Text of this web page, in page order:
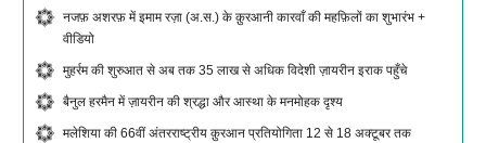
नजफ़ अशरफ़ में इमाम रज़ा (अ.स.) के क़ुरआनी कारवाँ की महफ़िलों का शुभारंभ +
वीडियो
मुहर्रम की शुरुआत से अब तक 35 लाख से अधिक विदेशी ज़ायरीन इराक पहुँचे
बैनुल हरमैन में ज़ायरीन की श्रद्धा और आस्था के मनमोहक दृश्य
मलेशिया की 66वीं अंतरराष्ट्रीय क़ुरआन प्रतियोगिता 12 से 18 अक्टूबर तक